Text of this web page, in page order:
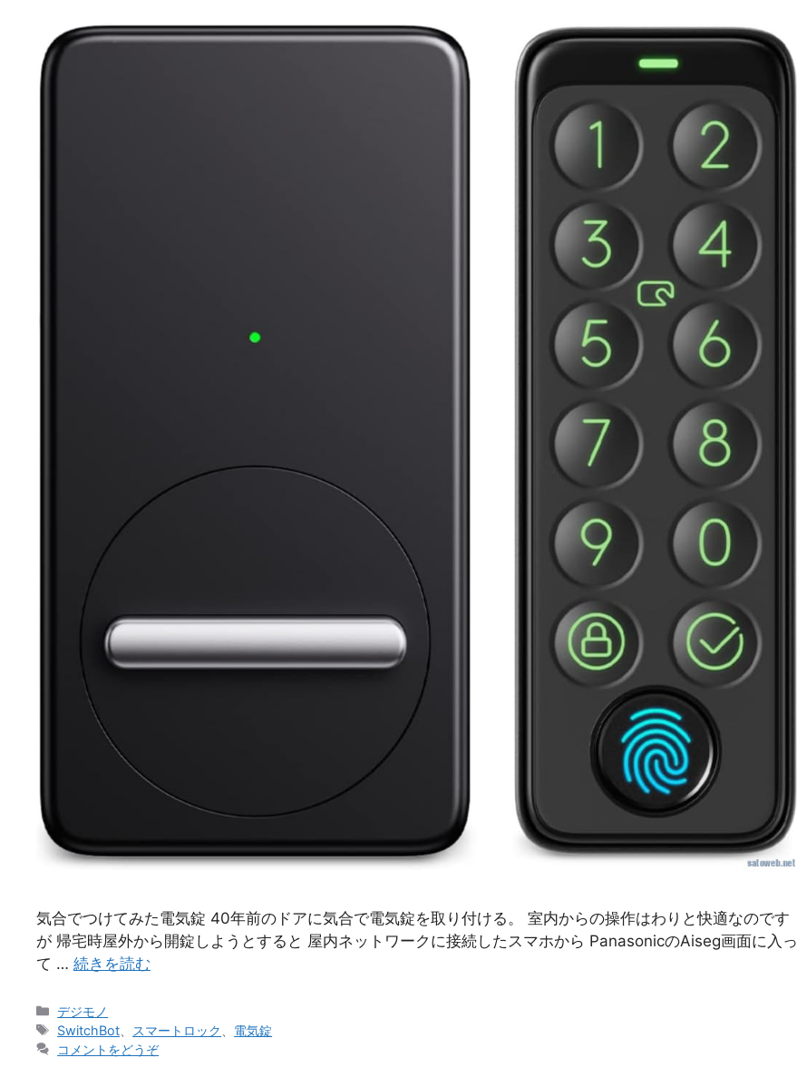
気合でつけてみた電気錠 40年前のドアに気合で電気錠を取り付ける。 室内からの操作はわりと快適なのです
が 帰宅時屋外から開錠しようとすると 屋内ネットワークに接続したスマホから PanasonicのAiseg画面に入っ
て … 続きを読む
カ
テ
ゴ
デジモノ
タ
グ
SwitchBot スマートロック
電気錠
コメントをどうぞ